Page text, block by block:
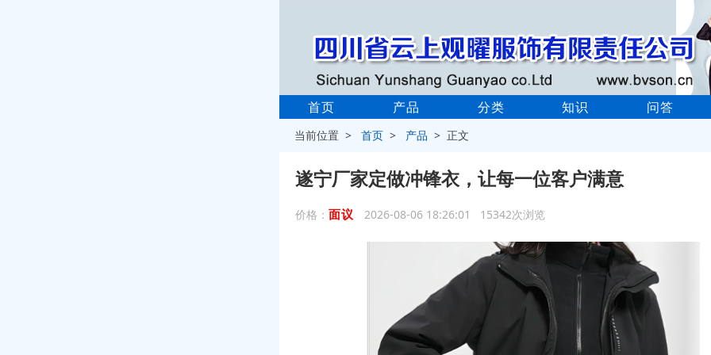
首页 产品 分类 知识 问答
当前位置 >首页 > 产品 > 正文
遂宁厂家定做冲锋衣，让每一位客户满意
价格： 面议 2026-08-06 18:26:01 15342次浏览